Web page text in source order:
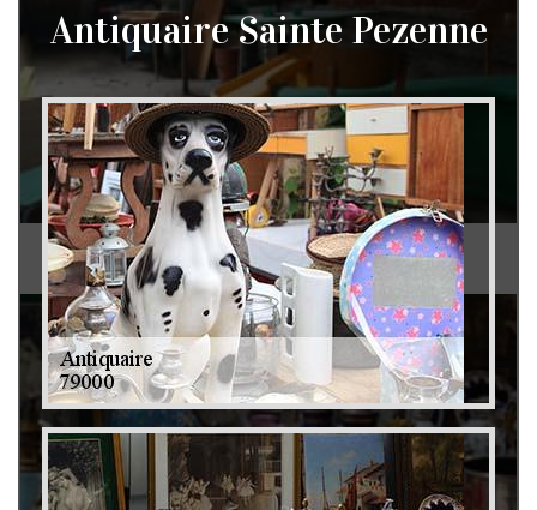
Débarras de grenier et cave 79
Antiquaire Sainte Pezenne